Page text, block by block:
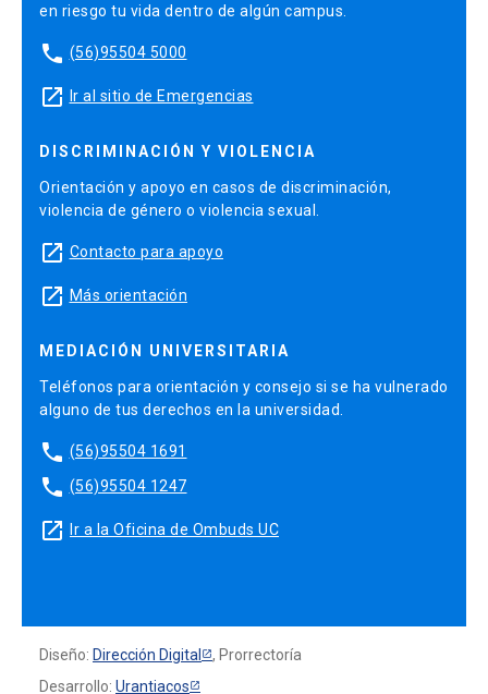
en riesgo tu vida dentro de algún campus.
phone (56)95504 5000
launch Ir al sitio de Emergencias
DISCRIMINACIÓN Y VIOLENCIA
Orientación y apoyo en casos de discriminación,
violencia de género o violencia sexual.
launch Contacto para apoyo
launch Más orientación
MEDIACIÓN UNIVERSITARIA
Teléfonos para orientación y consejo si se ha vulnerado
alguno de tus derechos en la universidad.
phone (56)95504 1691
phone (56)95504 1247
launch Ir a la Oficina de Ombuds UC
Diseño: Dirección Digital
, Prorrectoría
Desarrollo: Urantiacos